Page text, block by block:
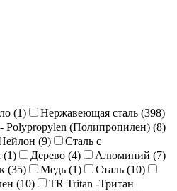
(1) Нержавеющая сталь (398)
- Polypropylen (Полипропилен) (8)
(9)
Сталь с
(1) Дерево (4) Алюминий (7)
(35) Медь (1) Сталь (10)
(10)
TR Tritan -Тритан